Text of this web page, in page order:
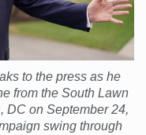
Segundo as autoridades canadianas, mais de 200 incêndios florestais continuam…
De acordo com as autoridades de saúde da Faixa de…
A polícia moçambicana anunciou a detenção de mais um suspeito…
Cover photo suggestion (in English): A police officer outside a…
to the press as he
from the South Lawn
DC on September 24,
swing through